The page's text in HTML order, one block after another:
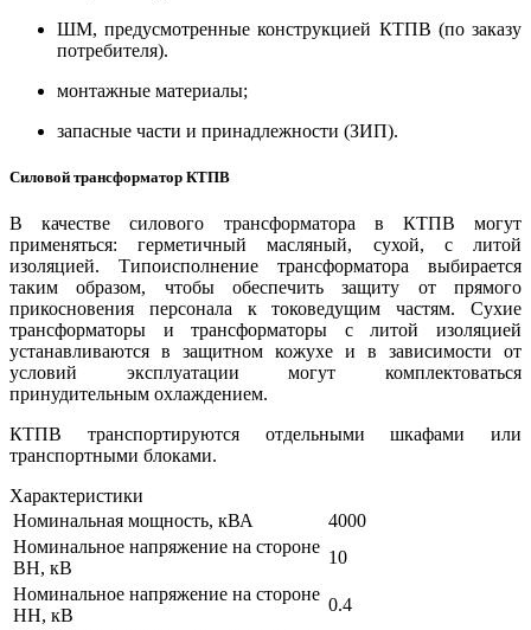
ШМ, предусмотренные конструкцией КТПВ (по заказу
потребителя).
монтажные материалы;
запасные части и принадлежности (ЗИП).
Силовой трансформатор КТПВ
В качестве силового трансформатора в КТПВ могут
применяться: герметичный масляный, сухой, с литой
изоляцией. Типоисполнение трансформатора выбирается
таким образом, чтобы обеспечить защиту от прямого
прикосновения персонала к токоведущим частям. Сухие
трансформаторы и трансформаторы с литой изоляцией
устанавливаются в защитном кожухе и в зависимости от
условий эксплуатации могут комплектоваться
принудительным охлаждением.
КТПВ транспортируются отдельными шкафами или
транспортными блоками.
Характеристики
Номинальная мощность, кВА
4000
Номинальное напряжение на стороне
ВН, кВ
10
Номинальное напряжение на стороне
НН, кВ
0.4